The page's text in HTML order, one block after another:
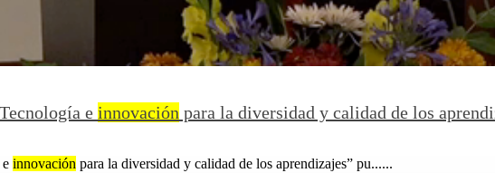
e innovación para la diversidad y calidad de los
innovación para la diversidad y calidad de los aprendizajes” pu......